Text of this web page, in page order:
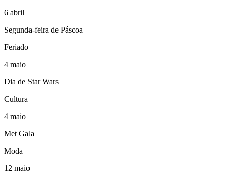
6 abril
Segunda-feira de Páscoa
Feriado
4 maio
Dia de Star Wars
Cultura
4 maio
Met Gala
Moda
12 maio